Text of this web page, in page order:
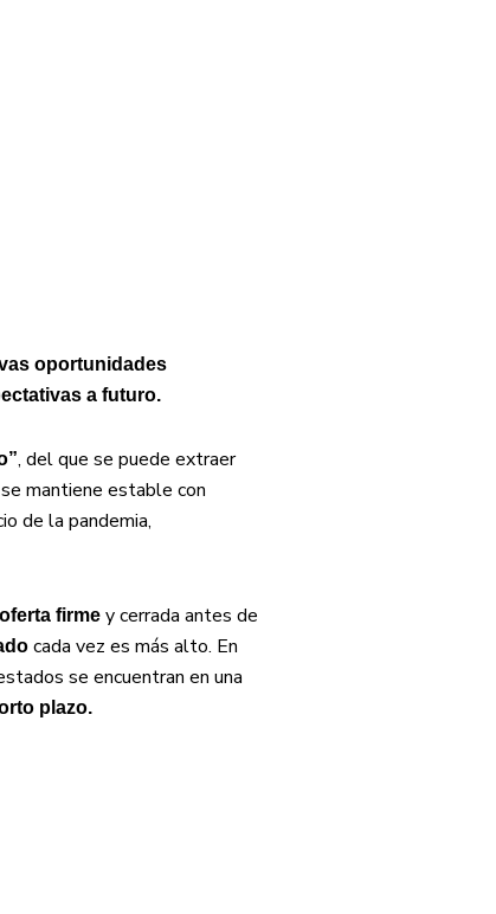
oportunidades
a futuro.
, del que se puede extraer
mantiene estable con
de la pandemia,
firme y cerrada antes de
cada vez es más alto. En
se encuentran en una
plazo.